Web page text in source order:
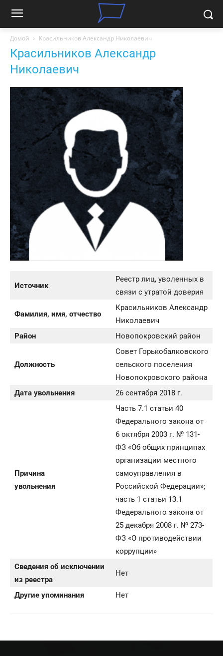
Домой Красильников Александр Николаевич
Красильников Александр
Николаевич
Источник
Реестр лиц, уволенных в
связи с утратой доверия
Фамилия, имя, отчество
Красильников Александр
Николаевич
Район
Новопокровский район
Должность
Совет Горькобалковского
сельского поселения
Новопокровского района
Дата увольнения
26 сентября 2018 г.
Причина
увольнения
Часть 7.1 статьи 40
Федерального закона от
6 октября 2003 г. № 131-
ФЗ «Об общих принципах
организации местного
самоуправления в
Российской Федерации»;
часть 1 статьи 13.1
Федерального закона от
25 декабря 2008 г. № 273-
ФЗ «О противодействии
коррупции»
Сведения об исключении
из реестра
Нет
Другие упоминания Нет